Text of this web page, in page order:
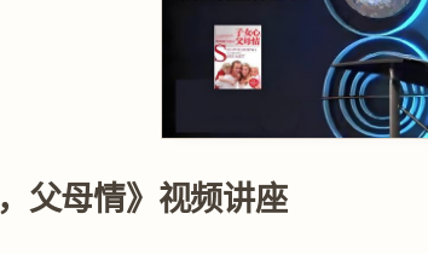
父母情》视频讲座